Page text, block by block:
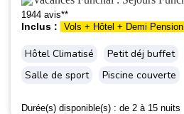
1944 avis**
Inclus : Vols + Hôtel + Demi Pension
Hôtel Climatisé Petit déj buffet
Salle de sport
Piscine couverte
Durée(s) disponible(s) : de 2 à 15 nuits